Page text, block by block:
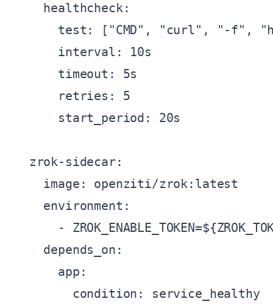
    healthcheck:
test: ["CMD", "curl", "-f",
      interval: 10s
      timeout: 5s
      retries: 5
      start_period: 20s
  zrok-sidecar:
    image: openziti/zrok:latest
    environment:
-
    depends_on:
      app:
        condition: service_healthy